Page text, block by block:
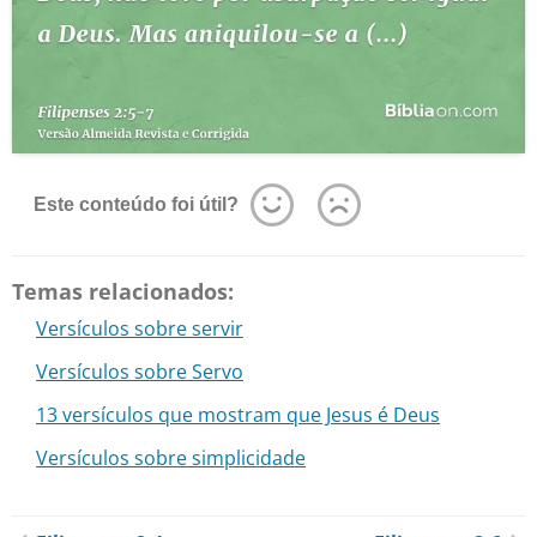
Este conteúdo foi útil?
Temas relacionados:
Versículos sobre servir
Versículos sobre Servo
13 versículos que mostram que Jesus é Deus
Versículos sobre simplicidade